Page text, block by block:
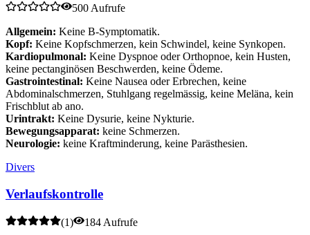
500 Aufrufe
Allgemein: Keine B-Symptomatik.
Kopf: Keine Kopfschmerzen, kein Schwindel, keine Synkopen.
Kardiopulmonal: Keine Dyspnoe oder Orthopnoe, kein Husten,
keine pectanginösen Beschwerden, keine Ödeme.
Gastrointestinal: Keine Nausea oder Erbrechen, keine
Abdominalschmerzen, Stuhlgang regelmässig, keine Meläna, kein
Frischblut ab ano.
Urintrakt: Keine Dysurie, keine Nykturie.
Bewegungsapparat: keine Schmerzen.
Neurologie: keine Kraftminderung, keine Parästhesien.
Divers
Verlaufskontrolle
(1)
184 Aufrufe